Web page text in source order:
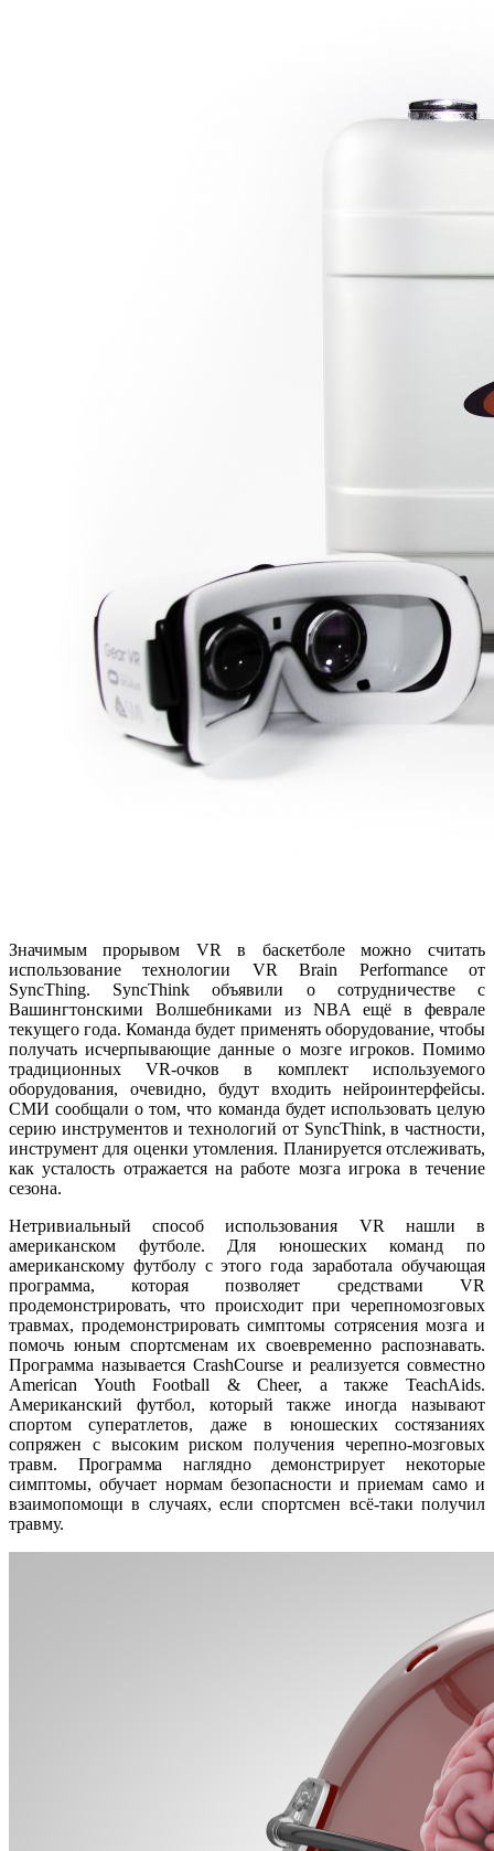
Значимым прорывом VR в баскетболе можно считать
использование технологии VR Brain Performance от
SyncThing. SyncThink объявили о сотрудничестве с
Вашингтонскими Волшебниками из NBA ещё в феврале
текущего года. Команда будет применять оборудование, чтобы
получать исчерпывающие данные о мозге игроков. Помимо
традиционных VR-очков в комплект используемого
оборудования, очевидно, будут входить нейроинтерфейсы.
СМИ сообщали о том, что команда будет использовать целую
серию инструментов и технологий от SyncThink, в частности,
инструмент для оценки утомления. Планируется отслеживать,
как усталость отражается на работе мозга игрока в течение
сезона.
Нетривиальный способ использования VR нашли в
американском футболе. Для юношеских команд по
американскому футболу с этого года заработала обучающая
программа, которая позволяет средствами VR
продемонстрировать, что происходит при черепномозговых
травмах, продемонстрировать симптомы сотрясения мозга и
помочь юным спортсменам их своевременно распознавать.
Программа называется CrashCourse и реализуется совместно
American Youth Football & Cheer, а также TeachAids.
Американский футбол, который также иногда называют
спортом суператлетов, даже в юношеских состязаниях
сопряжен с высоким риском получения черепно-мозговых
травм. Программа наглядно демонстрирует некоторые
симптомы, обучает нормам безопасности и приемам само и
взаимопомощи в случаях, если спортсмен всё-таки получил
травму.